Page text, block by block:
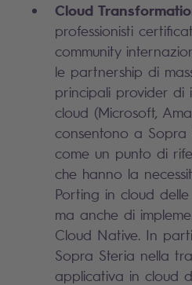
Cloud
professionisti
community
le partnership di
principali provider di
cloud (Microsoft,
consentono a Sopra
come un punto di
che hanno la
Porting in cloud
ma anche di
Cloud Native. In
Sopra Steria nella
applicativa in cloud